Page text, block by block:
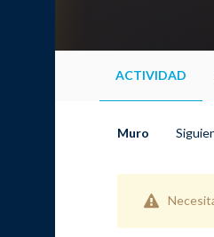
ACTIVIDAD
Muro